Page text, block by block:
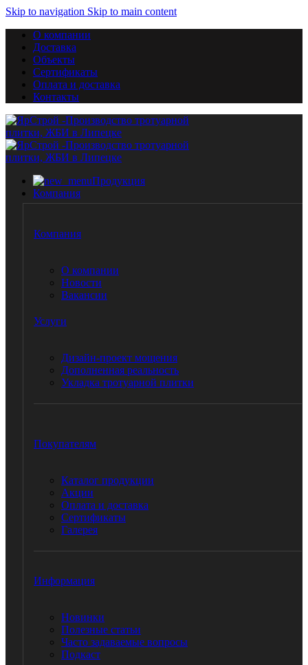
Skip to navigation Skip to main content
О компании
Доставка
Объекты
Сертификаты
Оплата и доставка
Контакты
Продукция
Компания
Компания
О компании
Новости
Вакансии
Услуги
Дизайн-проект мощения
Дополненная реальность
Укладка тротуарной плитки
Покупателям
Каталог продукции
Акции
Оплата и доставка
Сертификаты
Галерея
Информация
Новинки
Полезные статьи
Часто задаваемые вопросы
Подкаст